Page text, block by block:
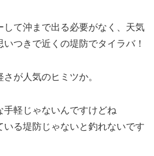
して沖まで出る必要がなく、天気
つきで近くの堤防でタイラバ！
が人気のヒミツか。
軽じゃないんですけどね
いる堤防じゃないと釣れないです